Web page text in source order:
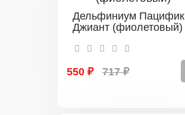
Дельфиниум Пацифик
Джиант (фиолетовый)
550 ₽ 717 ₽